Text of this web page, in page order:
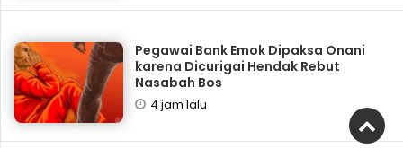
Pegawai Bank Emok Dipaksa Onani
karena Dicurigai Hendak Rebut
Nasabah Bos
4 jam lalu